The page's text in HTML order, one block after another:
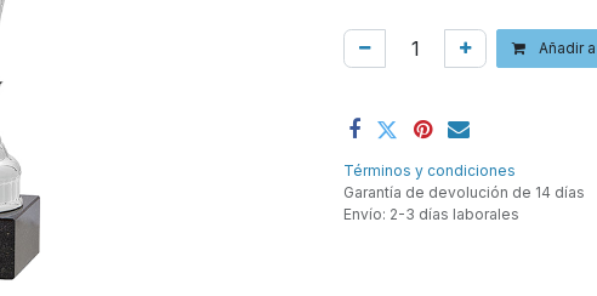
Añadir
Términos y condiciones
Garantía de devolución de 14 días
Envío: 2-3 días laborales